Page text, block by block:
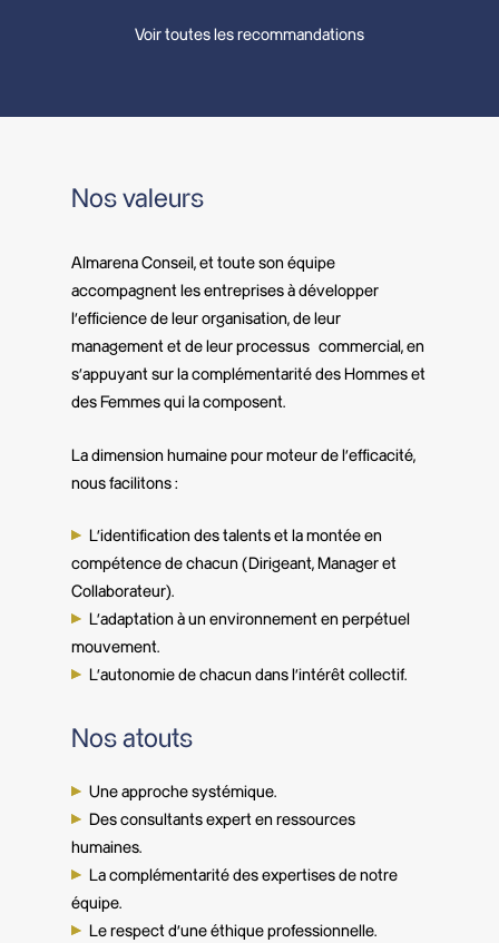
Voir toutes les recommandations
Nos valeurs
Almarena Conseil, et toute son équipe
accompagnent les entreprises à développer
l’efficience de leur organisation, de leur
management et de leur processus commercial, en
s’appuyant sur la complémentarité des Hommes et
des Femmes qui la composent.
La dimension humaine pour moteur de l’efficacité,
nous facilitons :
L’identification des talents et la montée en
compétence de chacun (Dirigeant, Manager et
Collaborateur).
L’adaptation à un environnement en perpétuel
mouvement.
L’autonomie de chacun dans l’intérêt collectif.
Nos atouts
Une approche systémique.
Des consultants expert en ressources
humaines.
La complémentarité des expertises de notre
équipe.
Le respect d’une éthique professionnelle.